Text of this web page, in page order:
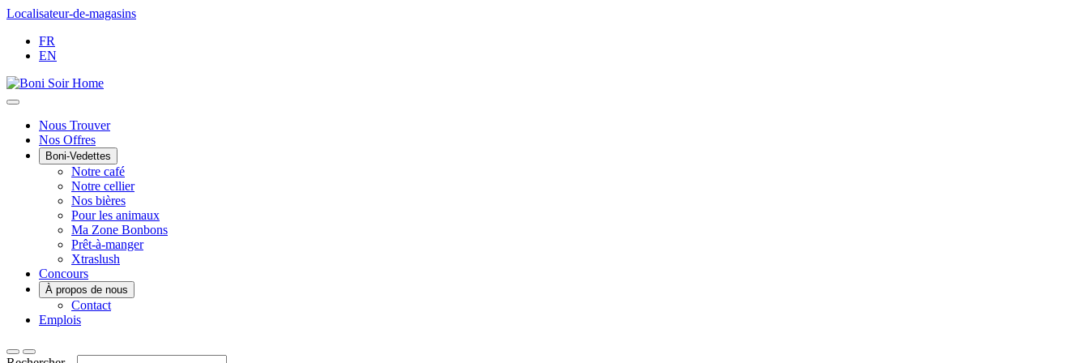
Passer
contenu
Localisateur-de-magasins
FR
EN
Main
Menu
Nous Trouver
Nos Offres
Boni-Vedettes
Notre café
Notre cellier
Nos bières
Pour les animaux
Ma Zone Bonbons
Prêt-à-manger
Xtraslush
Concours
À propos de nous
Contact
Emplois